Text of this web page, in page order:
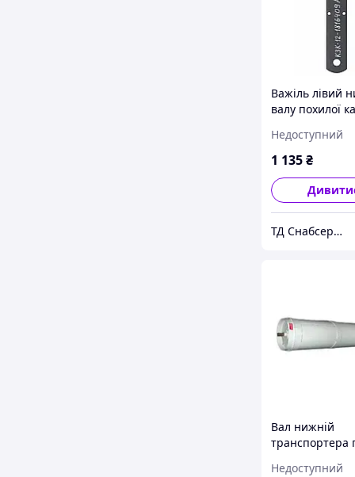
Важіль лівий
валу похилої
Недоступний
1 135₴
ТД Снабсервіс
Вал нижній
транспортера
Недоступний